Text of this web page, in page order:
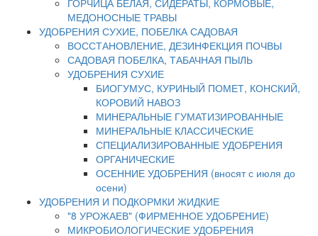
ГОРЧИЦА БЕЛАЯ, СИДЕРАТЫ, КОРМОВЫЕ,
МЕДОНОСНЫЕ ТРАВЫ
УДОБРЕНИЯ СУХИЕ, ПОБЕЛКА САДОВАЯ
ВОССТАНОВЛЕНИЕ, ДЕЗИНФЕКЦИЯ ПОЧВЫ
САДОВАЯ ПОБЕЛКА, ТАБАЧНАЯ ПЫЛЬ
УДОБРЕНИЯ СУХИЕ
БИОГУМУС, КУРИНЫЙ ПОМЕТ, КОНСКИЙ,
КОРОВИЙ НАВОЗ
МИНЕРАЛЬНЫЕ ГУМАТИЗИРОВАННЫЕ
МИНЕРАЛЬНЫЕ КЛАССИЧЕСКИЕ
СПЕЦИАЛИЗИРОВАННЫЕ УДОБРЕНИЯ
ОРГАНИЧЕСКИЕ
ОСЕННИЕ УДОБРЕНИЯ (вносят с июля до
осени)
УДОБРЕНИЯ И ПОДКОРМКИ ЖИДКИЕ
"8 УРОЖАЕВ" (ФИРМЕННОЕ УДОБРЕНИЕ)
МИКРОБИОЛОГИЧЕСКИЕ УДОБРЕНИЯ